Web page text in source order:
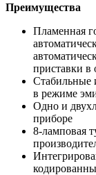
Преимущества
Пламенная
приставки в
Стабильные
в режиме
Одно и
приборе
8-ламповая